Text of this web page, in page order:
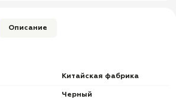
Описание
Китайская фабрика
Черный